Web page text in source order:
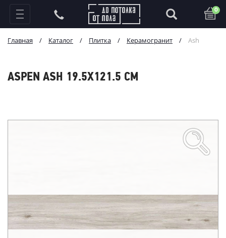
0
Главная / Каталог / Плитка / Керамогранит / Ash
ASPEN ASH 19.5X121.5 СМ